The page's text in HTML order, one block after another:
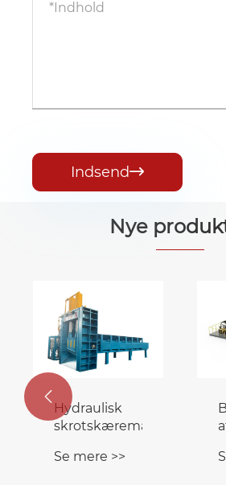
Indsend
Nye
Metalbriketpressemaskine
Se mere >>
